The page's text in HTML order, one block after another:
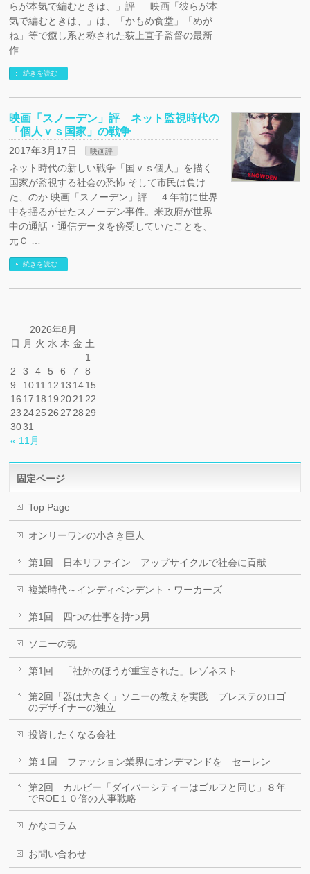
らが本気で編むときは、」評 映画「彼らが本
気で編むときは、」は、「かもめ食堂」「めが
ね」等で癒し系と称された荻上直子監督の最新
作 …
続きを読む
映画「スノーデン」評 ネット監視時代の
「個人ｖｓ国家」の戦争
2017年3月17日 映画評
ネット時代の新しい戦争「国ｖｓ個人」を描く
国家が監視する社会の恐怖 そして市民は負け
た、のか 映画「スノーデン」評 ４年前に世界
中を揺るがせたスノーデン事件。米政府が世界
中の通話・通信データを傍受していたことを、
元Ｃ …
続きを読む
2026年8月
日 月 火 水 木 金 土
« 11月
1
2
3 4 5 6 7
8
9
1011 12 13 1415
16 17 18 19 2021 22
23 2425 26 27 28 29
3031
固定ページ
Top Page
オンリーワンの小さき巨人
第1回 日本リファイン アップサイクルで社会に貢献
複業時代～インディペンデント・ワーカーズ
第1回 四つの仕事を持つ男
ソニーの魂
第1回 「社外のほうが重宝された」レゾネスト
第2回「器は大きく」ソニーの教えを実践 プレステのロゴ
のデザイナーの独立
投資したくなる会社
第１回 ファッション業界にオンデマンドを セーレン
第2回 カルビー「ダイバーシティーはゴルフと同じ」８年
でROE１０倍の人事戦略
かなコラム
お問い合わせ